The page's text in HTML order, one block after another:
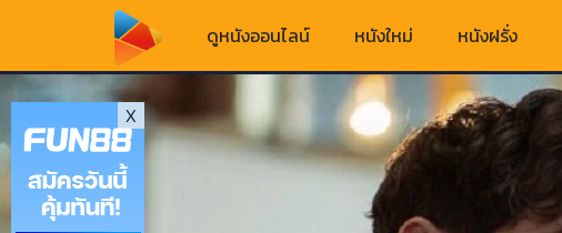
ดูหนังออนไลน์ หนังใหม่ หนังฝรั่ง
X